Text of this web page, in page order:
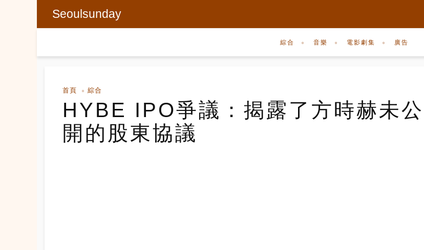
Seoulsunday
綜合 音樂 電影劇集 廣告
首頁 綜合
HYBE IPO爭議：揭露了方時赫未公
開的股東協議